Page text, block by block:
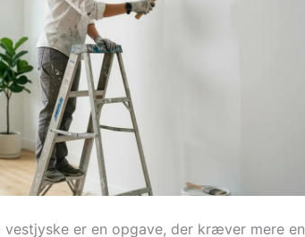
er en opgave, der kræver mere